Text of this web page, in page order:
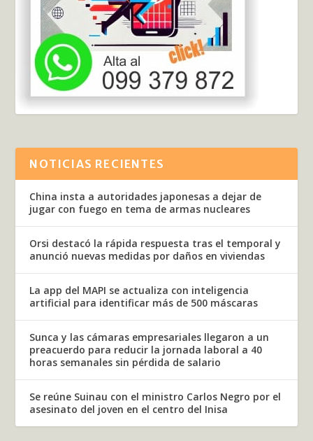
NOTICIAS RECIENTES
China insta a autoridades japonesas a dejar de
jugar con fuego en tema de armas nucleares
Orsi destacó la rápida respuesta tras el temporal y
anunció nuevas medidas por daños en viviendas
La app del MAPI se actualiza con inteligencia
artificial para identificar más de 500 máscaras
Sunca y las cámaras empresariales llegaron a un
preacuerdo para reducir la jornada laboral a 40
horas semanales sin pérdida de salario
Se reúne Suinau con el ministro Carlos Negro por el
asesinato del joven en el centro del Inisa